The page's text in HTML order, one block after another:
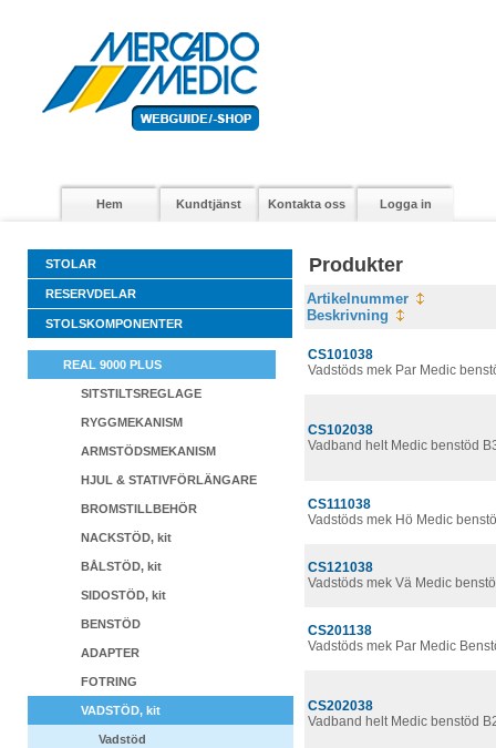
Hem Kundtjänst Kontakta oss Logga in
STOLAR
RESERVDELAR
STOLSKOMPONENTER
REAL 9000 PLUS
SITSTILTSREGLAGE
RYGGMEKANISM
ARMSTÖDSMEKANISM
HJUL & STATIVFÖRLÄNGARE
BROMSTILLBEHÖR
NACKSTÖD, kit
BÅLSTÖD, kit
SIDOSTÖD, kit
BENSTÖD
ADAPTER
FOTRING
VADSTÖD, kit
Vadstöd
Produkter
Artikelnummer
Beskrivning
CS101038
Vadstöds mek Par Medic
CS102038
Vadband helt Medic benstöd
CS111038
Vadstöds mek Hö Medic
CS121038
Vadstöds mek Vä Medic
CS201138
Vadstöds mek Par Medic
CS202038
Vadband helt Medic benstöd